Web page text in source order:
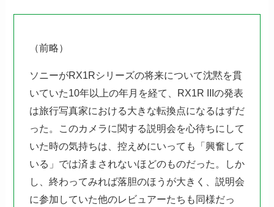
（前略）
ソニーがRX1Rシリーズの将来について沈黙を貫
いていた10年以上の年月を経て、RX1R IIIの発表
は旅行写真家における大きな転換点になるはずだ
った。このカメラに関する説明会を心待ちにして
いた時の気持ちは、控えめにいっても「興奮して
いる」では済まされないほどのものだった。しか
し、終わってみれば落胆のほうが大きく、説明会
に参加していた他のレビュアーたちも同様だっ